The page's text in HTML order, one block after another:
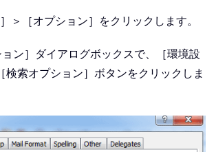
＞［オプション］をクリックします。
ン］ダイアログボックスで、［環境設
検索オプション］ボタンをクリックしま